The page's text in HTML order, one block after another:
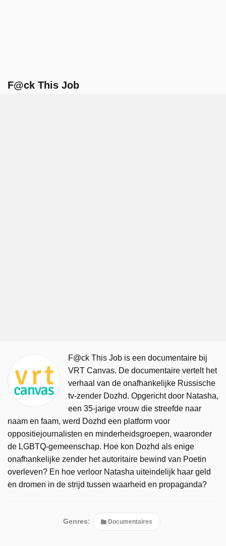
F@ck This Job
F@ck This Job is een documentaire bij
VRT Canvas. De documentaire vertelt het
verhaal van de onafhankelijke Russische
tv-zender Dozhd. Opgericht door Natasha,
een 35-jarige vrouw die streefde naar
naam en faam, werd Dozhd een platform voor
oppositiejournalisten en minderheidsgroepen, waaronder
de LGBTQ-gemeenschap. Hoe kon Dozhd als enige
onafhankelijke zender het autoritaire bewind van Poetin
overleven? En hoe verloor Natasha uiteindelijk haar geld
en dromen in de strijd tussen waarheid en propaganda?
Genres: Documentaires